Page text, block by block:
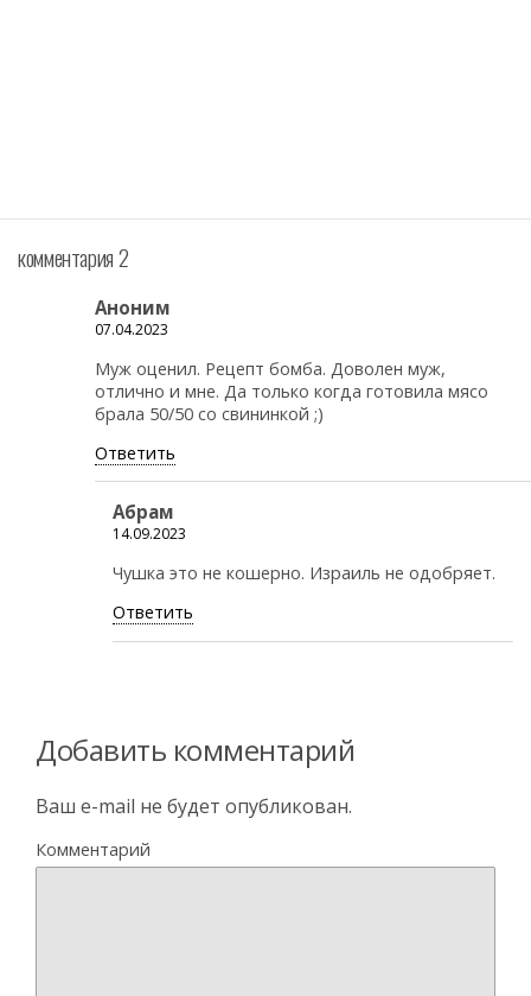
комментария 2
Аноним
07.04.2023
Муж оценил. Рецепт бомба. Доволен муж,
отлично и мне. Да только когда готовила мясо
брала 50/50 со свининкой ;)
Ответить
Абрам
14.09.2023
Чушка это не кошерно. Израиль не одобряет.
Ответить
Добавить комментарий
Ваш e-mail не будет опубликован.
Комментарий